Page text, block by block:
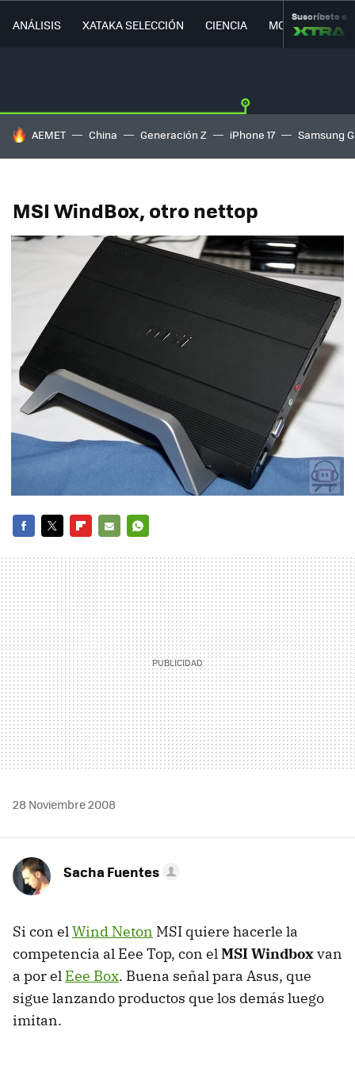
ANÁLISIS XATAKA SELECCIÓN CIENCIA MOVILIDAD
Suscríbete a
HOY SE HABLA DE
AEMET China Generación Z iPhone 17 Samsung
MSI WindBox, otro nettop
MAIL
28 Noviembre 2008
Sacha Fuentes
Si con elWind Neton MSI quiere hacerle la
competencia al Eee Top, con elMSIWindboxvan
a por el Eee Box. Buena señal para Asus, que
sigue lanzando productos que los demás luego
imitan.